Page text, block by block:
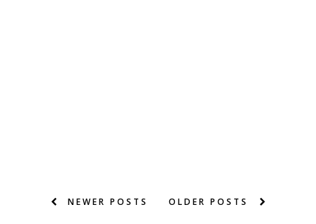
NEWER POSTS OLDER POSTS